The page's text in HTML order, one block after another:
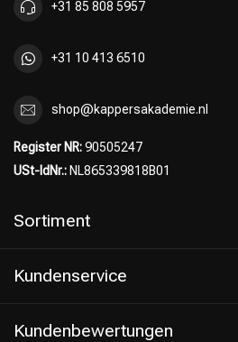
+31 85 808 5957
+31 10 413 6510
shop@kappersakademie.nl
Register NR:90505247
USt-IdNr.: NL865339818B01
Sortiment
Kundenservice
Kundenbewertungen